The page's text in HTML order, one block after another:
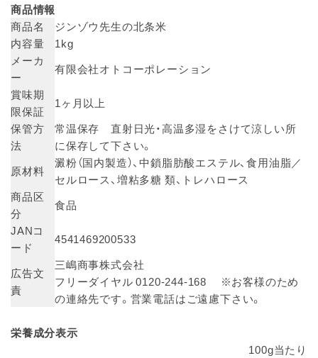
商品情報
商品名
ジンゾウ先生の北条米
内容量
1kg
メーカ
ー
有限会社オトコーポレーション
賞味期
限保証
1ヶ月以上
保管方
法
常温保存 直射日光・高温多湿をさけて涼しい所
に保存して下さい。
原材料
澱粉（国内製造）、中鎖脂肪酸エステル、食用油脂／
セルロース、増粘多糖 類、トレハロース
商品区
分
食品
JANコ
ード
4541469200533
広告文
責
三嶋商事株式会社
フリーダイヤル 0120-244-168 ※お客様のため
の連絡先です。営業電話はご遠慮下さい。
栄養成分表示
100g当たり